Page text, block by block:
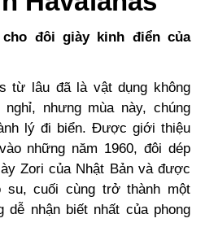
đôi giày kinh điển của
từ lâu đã là vật dụng không
nhưng mùa này, chúng
lý đi biển. Được giới thiệu
những năm 1960, đôi dép
Zori của Nhật Bản và được
cuối cùng trở thành một
dễ nhận biết nhất của phong